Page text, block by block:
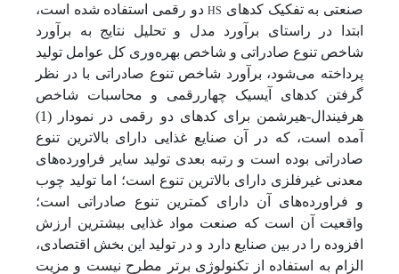
صنعتی به تفکیک کدهای HSدو رقمی استفاده شده است،
ابتدا در راستای برآورد مدل و تحلیل نتایج به برآورد
شاخص تنوع صادراتی و شاخص بهره‌وری کل عوامل تولید
پرداخته می‌شود، برآورد شاخص تنوع صادراتی با در نظر
گرفتن کدهای آیسیک چهاررقمی و محاسبات شاخص
هرفیندال-هیرشمن برای کدهای دو رقمی در نمودار (1)
آمده است، که در آن صنایع غذایی دارای بالاترین تنوع
صادراتی بوده است و رتبه بعدی تولید سایر فراورده‌های
معدنی غیرفلزی دارای بالاترین تنوع است؛ اما تولید چوب
و فراورده‌های آن دارای کمترین تنوع صادراتی است؛
واقعیت آن است که صنعت مواد غذایی بیشترین ارزش
افزوده را در بین صنایع دارد و در تولید این بخش اقتصادی،
الزام به استفاده از تکنولوژی برتر مطرح نیست و مزیت